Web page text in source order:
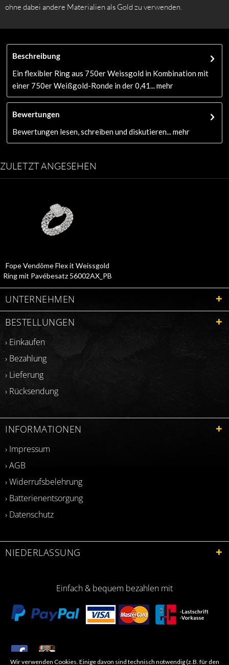
ohne dabei andere Materialien als Gold zu verwenden.
Beschreibung
Ein flexibler Ring aus 750er Weissgold in Kombination mit
einer 750er Weißgold-Ronde in der 0,41...
mehr
Bewertungen
Bewertungen lesen, schreiben und diskutieren...
mehr
ZULETZT ANGESEHEN
Fope Vendôme Flex it Weissgold
Ring mit Pavébesatz 56002AX_PB
UNTERNEHMEN
BESTELLUNGEN
› Einkaufen
› Bezahlung
› Lieferung
› Rücksendung
INFORMATIONEN
› Impressum
› AGB
› Widerrufsbelehrung
› Batterienentsorgung
› Datenschutz
NIEDERLASSUNG
Einfach & bequem bezahlen mit
​Letzte Aktualisierung: 06.2026
Wir verwenden Cookies. Einige davon sind technisch notwendig (z.B. für den